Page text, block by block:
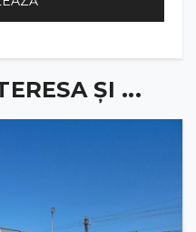
ȘI ...